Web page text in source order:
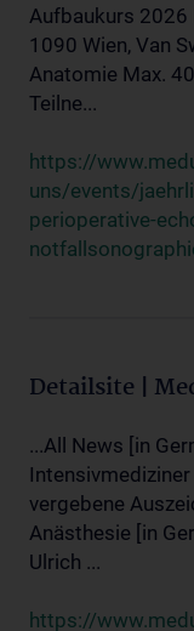
Aufbaukurs 2026
1090 Wien, Van
Anatomie Max.
Teilne...
https://
uns/events/
perioperative-
Detailsite |
...All News [in
vergebene
Anästhesie [in
Ulrich ...
https://